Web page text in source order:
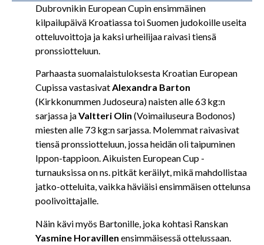
Dubrovnikin European Cupin ensimmäinen
kilpailupäivä Kroatiassa toi Suomen judokoille useita
otteluvoittoja ja kaksi urheilijaa raivasi tiensä
pronssiotteluun.
Parhaasta suomalaistuloksesta Kroatian European
Cupissa vastasivatAlexandra Barton
(Kirkkonummen Judoseura) naisten alle 63 kg:n
sarjassa jaValtteri Olin (Voimailuseura Bodonos)
miesten alle 73 kg:n sarjassa. Molemmat raivasivat
tiensä pronssiotteluun, jossa heidän oli taipuminen
Ippon-tappioon. Aikuisten European Cup -
turnauksissa on ns. pitkät keräilyt, mikä mahdollistaa
jatko-otteluita, vaikka häviäisi ensimmäisen ottelunsa
poolivoittajalle.
Näin kävi myös Bartonille, joka kohtasi Ranskan
Yasmine Horavillen ensimmäisessä ottelussaan.